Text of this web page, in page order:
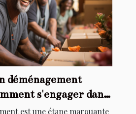
déménagement
s'engager dans
est une étape marquante